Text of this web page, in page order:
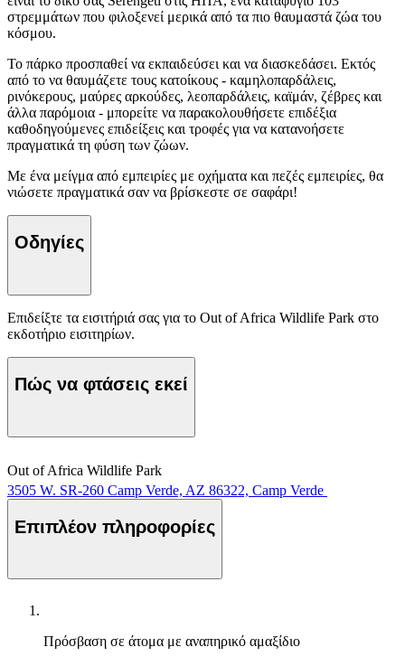
στρεμμάτων που φιλοξενεί μερικά από τα πιο θαυμαστά ζώα του
κόσμου.
Το πάρκο προσπαθεί να εκπαιδεύσει και να διασκεδάσει. Εκτός
από το να θαυμάζετε τους κατοίκους - καμηλοπαρδάλεις,
ρινόκερους, μαύρες αρκούδες, λεοπαρδάλεις, καϊμάν, ζέβρες και
άλλα παρόμοια - μπορείτε να παρακολουθήσετε επιδέξια
καθοδηγούμενες επιδείξεις και τροφές για να κατανοήσετε
πραγματικά τη φύση των ζώων.
Με ένα μείγμα από εμπειρίες με οχήματα και πεζές εμπειρίες, θα
νιώσετε πραγματικά σαν να βρίσκεστε σε σαφάρι!
Οδηγίες
Επιδείξτε τα εισιτήριά σας για το Out of Africa Wildlife Park στο
εκδοτήριο εισιτηρίων.
Πώς να φτάσεις εκεί
Out of Africa Wildlife Park
3505 W. SR-260 Camp Verde, AZ 86322, Camp Verde
Επιπλέον πληροφορίες
Πρόσβαση σε άτομα με αναπηρικό αμαξίδιο